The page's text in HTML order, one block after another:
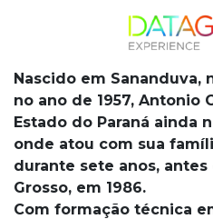
Nascido em Sananduva,
no ano de 1957, Antonio
Estado do Paraná ainda
onde atou com sua
durante sete anos,
Grosso, em 1986.
Com formação técnica